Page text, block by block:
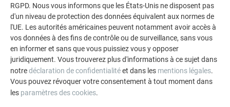
comment monter correctement un fond de gouttière PREFA.
Découvre étape par étape comment procéder et ce à quoi tu
dois faire attention.
RGPD. Nous vous informons que les États-Unis ne disposent pas
d'un niveau de protection des données équivalent aux normes de
l'UE. Les autorités américaines peuvent notamment avoir accès à
vos données à des fins de contrôle ou de surveillance, sans vous
en informer et sans que vous puissiez vous y opposer
juridiquement. Vous trouverez plus d'informations à ce sujet dans
notredéclaration de confidentialitéet dans les mentions légales.
Vous pouvez révoquer votre consentement à tout moment dans
les paramètres des cookies.